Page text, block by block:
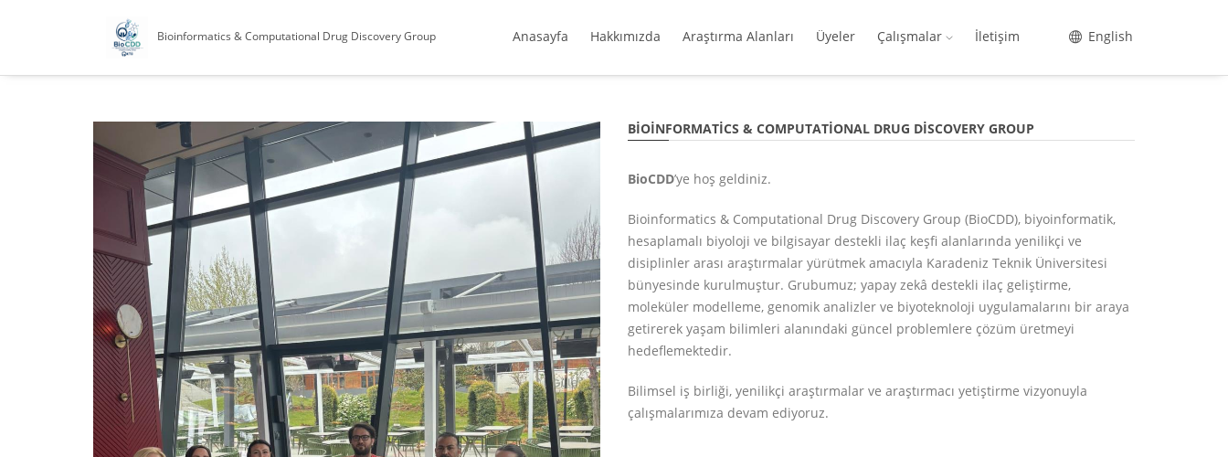
Bioinformatics & Computational Drug Discovery Group Anasayfa Hakkımızda Araştırma Alanları Üyeler Çalışmalar İletişim English
BIOINFORMATICS & COMPUTATIONAL DRUG DISCOVERY GROUP
BioCDD’ye hoş geldiniz.
Bioinformatics & Computational Drug Discovery Group (BioCDD), biyoinformatik,
hesaplamalı biyoloji ve bilgisayar destekli ilaç keşfi alanlarında yenilikçi ve
disiplinler arası araştırmalar yürütmek amacıyla Karadeniz Teknik Üniversitesi
bünyesinde kurulmuştur. Grubumuz; yapay zekâ destekli ilaç geliştirme,
moleküler modelleme, genomik analizler ve biyoteknoloji uygulamalarını bir araya
getirerek yaşam bilimleri alanındaki güncel problemlere çözüm üretmeyi
hedeflemektedir.
Bilimsel iş birliği, yenilikçi araştırmalar ve araştırmacı yetiştirme vizyonuyla
çalışmalarımıza devam ediyoruz.